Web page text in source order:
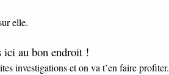
elle.
ici au bon endroit !
investigations et on va t’en faire profiter.